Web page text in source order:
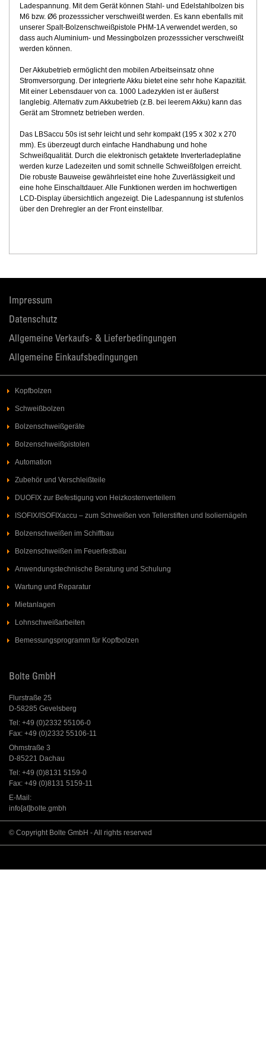
Ladespannung. Mit dem Gerät können Stahl- und Edelstahlbolzen bis
M6 bzw. Ø6 prozesssicher verschweißt werden. Es kann ebenfalls mit
unserer Spalt-Bolzenschweißpistole PHM-1A verwendet werden, so
dass auch Aluminium- und Messingbolzen prozesssicher verschweißt
werden können.
Der Akkubetrieb ermöglicht den mobilen Arbeitseinsatz ohne
Stromversorgung. Der integrierte Akku bietet eine sehr hohe Kapazität.
Mit einer Lebensdauer von ca. 1000 Ladezyklen ist er äußerst
langlebig. Alternativ zum Akkubetrieb (z.B. bei leerem Akku) kann das
Gerät am Stromnetz betrieben werden.
Das LBSaccu 50s ist sehr leicht und sehr kompakt (195 x 302 x 270
mm). Es überzeugt durch einfache Handhabung und hohe
Schweißqualität. Durch die elektronisch getaktete Inverterladeplatine
werden kurze Ladezeiten und somit schnelle Schweißfolgen erreicht.
Die robuste Bauweise gewährleistet eine hohe Zuverlässigkeit und
eine hohe Einschaltdauer. Alle Funktionen werden im hochwertigen
LCD-Display übersichtlich angezeigt. Die Ladespannung ist stufenlos
über den Drehregler an der Front einstellbar.
Impressum
Datenschutz
Allgemeine Verkaufs- & Lieferbedingungen
Allgemeine Einkaufsbedingungen
Kopfbolzen
Schweißbolzen
Bolzenschweißgeräte
Bolzenschweißpistolen
Automation
Zubehör und Verschleißteile
DUOFIX zur Befestigung von Heizkostenverteilern
ISOFIX/ISOFIXaccu – zum Schweißen von Tellerstiften und Isoliernägeln
Bolzenschweißen im Schiffbau
Bolzenschweißen im Feuerfestbau
Anwendungstechnische Beratung und Schulung
Wartung und Reparatur
Mietanlagen
Lohnschweißarbeiten
Bemessungsprogramm für Kopfbolzen
Bolte GmbH
Flurstraße 25
D-58285 Gevelsberg
Tel: +49 (0)2332 55106-0
Fax: +49 (0)2332 55106-11
Ohmstraße 3
D-85221 Dachau
Tel: +49 (0)8131 5159-0
Fax: +49 (0)8131 5159-11
E-Mail:
info[at]bolte.gmbh
© Copyright Bolte GmbH - All rights reserved